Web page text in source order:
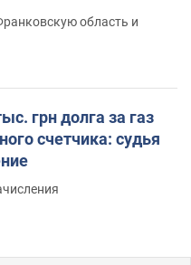
область и
грн долга за газ
счетчика: судья